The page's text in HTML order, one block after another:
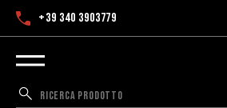
+39 340 3903779
consigli utili per ottimizzare l'uso